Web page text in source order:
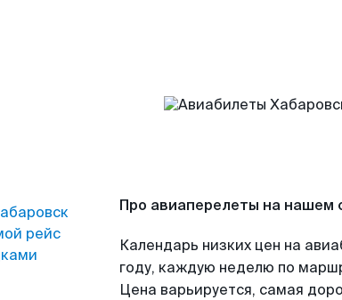
рейс
Про авиаперелеты на нашем
Календарь низких цен на
году, каждую неделю по
Цена варьируется, самая